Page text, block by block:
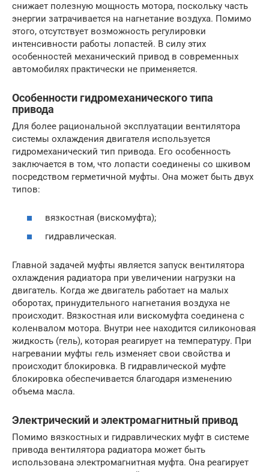
снижает полезную мощность мотора, поскольку часть
энергии затрачивается на нагнетание воздуха. Помимо
этого, отсутствует возможность регулировки
интенсивности работы лопастей. В силу этих
особенностей механический привод в современных
автомобилях практически не применяется.
Особенности гидромеханического типа
привода
Для более рациональной эксплуатации вентилятора
системы охлаждения двигателя используется
гидромеханический тип привода. Его особенность
заключается в том, что лопасти соединены со шкивом
посредством герметичной муфты. Она может быть двух
типов:
вязкостная (вискомуфта);
гидравлическая.
Главной задачей муфты является запуск вентилятора
охлаждения радиатора при увеличении нагрузки на
двигатель. Когда же двигатель работает на малых
оборотах, принудительного нагнетания воздуха не
происходит. Вязкостная или вискомуфта соединена с
коленвалом мотора. Внутри нее находится силиконовая
жидкость (гель), которая реагирует на температуру. При
нагревании муфты гель изменяет свои свойства и
происходит блокировка. В гидравлической муфте
блокировка обеспечивается благодаря изменению
объема масла.
Электрический и электромагнитный привод
Помимо вязкостных и гидравлических муфт в системе
привода вентилятора радиатора может быть
использована электромагнитная муфта. Она реагирует